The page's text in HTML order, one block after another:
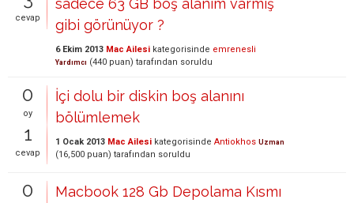
cevap
sadece 63 GB boş alanım varmış
gibi görünüyor ?
6 Ekim 2013 Mac Ailesi kategorisinde emrenesli
Yardımcı (440 puan) tarafından soruldu
0
oy
1
cevap
İçi dolu bir diskin boş alanını
bölümlemek
1 Ocak 2013 Mac Ailesi kategorisinde Antiokhos Uzman
(16,500 puan) tarafından soruldu
0
Macbook 128 Gb Depolama Kısmı